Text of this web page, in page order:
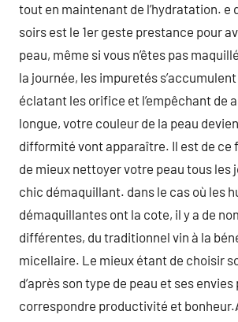
tout en maintenant de l’hydratation. e
soirs est le 1er geste prestance pour
peau, même si vous n’êtes pas
la journée, les impuretés s’accumulent
éclatant les orifice et l’empêchant de
longue, votre couleur de la peau
difformité vont apparaître. Il est de ce
de mieux nettoyer votre peau tous les
chic démaquillant. dans le cas où les
démaquillantes ont la cote, il y a de
différentes, du traditionnel vin à la
micellaire. Le mieux étant de choisir
d’après son type de peau et ses
correspondre productivité et